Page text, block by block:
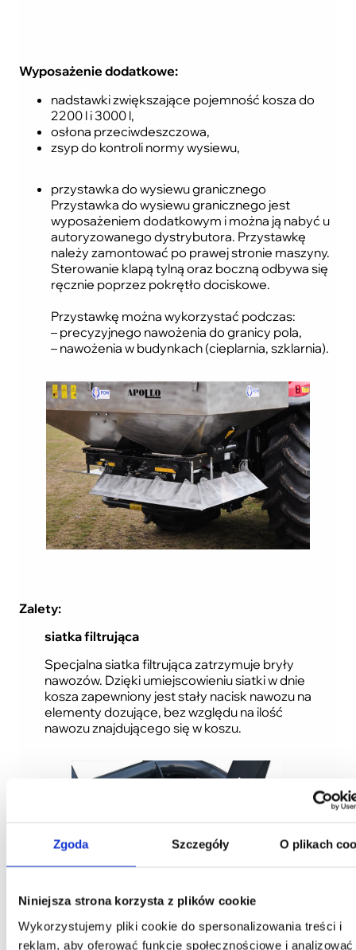
Zgoda Szczegóły O plikach
Niniejsza strona korzysta z plików cookie
Wykorzystujemy pliki cookie do spersonalizowania treści i
reklam, aby oferować funkcje społecznościowe i
Wyposażenie dodatkowe:
nadstawki zwiększające pojemność kosza do
2200 l i 3000 l,
osłona przeciwdeszczowa,
zsyp do kontroli normy wysiewu,
przystawka do wysiewu granicznego
Przystawka do wysiewu granicznego jest
wyposażeniem dodatkowym i można ją nabyć u
autoryzowanego dystrybutora. Przystawkę
należy zamontować po prawej stronie maszyny.
Sterowanie klapą tylną oraz boczną odbywa się
ręcznie poprzez pokrętło dociskowe.
Przystawkę można wykorzystać podczas:
– precyzyjnego nawożenia do granicy pola,
– nawożenia w budynkach (cieplarnia, szklarnia).
Zalety:
siatka filtrująca
Specjalna siatka filtrująca zatrzymuje bryły
nawozów. Dzięki umiejscowieniu siatki w dnie
kosza zapewniony jest stały nacisk nawozu na
elementy dozujące, bez względu na ilość
nawozu znajdującego się w koszu.
system automatycznej regulacji